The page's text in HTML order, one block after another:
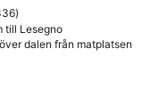
till Lesegno
dalen från matplatsen